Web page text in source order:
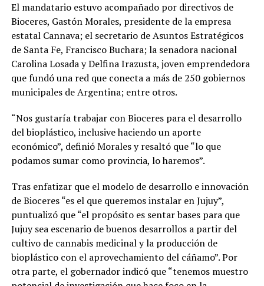
El mandatario estuvo acompañado por directivos de
Bioceres, Gastón Morales, presidente de la empresa
estatal Cannava; el secretario de Asuntos Estratégicos
de Santa Fe, Francisco Buchara; la senadora nacional
Carolina Losada y Delfina Irazusta, joven emprendedora
que fundó una red que conecta a más de 250 gobiernos
municipales de Argentina; entre otros.
“Nos gustaría trabajar con Bioceres para el desarrollo
del bioplástico, inclusive haciendo un aporte
económico”, definió Morales y resaltó que “lo que
podamos sumar como provincia, lo haremos”.
Tras enfatizar que el modelo de desarrollo e innovación
de Bioceres “es el que queremos instalar en Jujuy”,
puntualizó que “el propósito es sentar bases para que
Jujuy sea escenario de buenos desarrollos a partir del
cultivo de cannabis medicinal y la producción de
bioplástico con el aprovechamiento del cáñamo”. Por
otra parte, el gobernador indicó que “tenemos muestro